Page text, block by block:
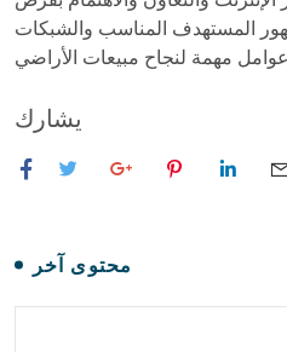
المستهدف المناسب والشبكات
يشارك
محتوى آخر